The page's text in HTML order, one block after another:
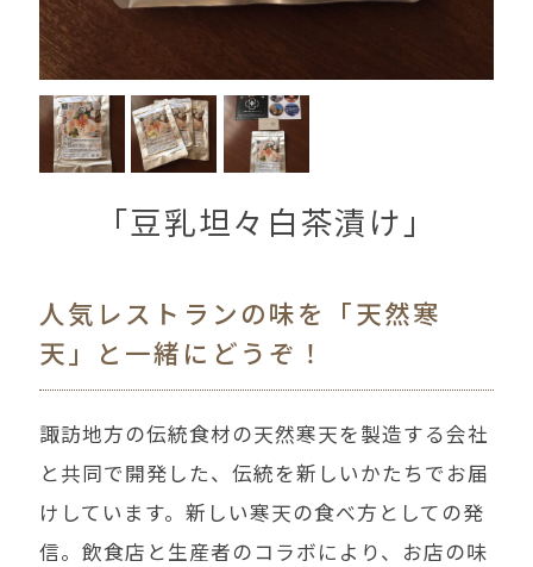
豆乳坦々白茶漬け
人気レストランの味を「天然寒
天」と一緒にどうぞ！
諏訪地方の伝統食材の天然寒天を製造する会社
と共同で開発した、伝統を新しいかたちでお届
けしています。新しい寒天の食べ方としての発
信。飲食店と生産者のコラボにより、お店の味